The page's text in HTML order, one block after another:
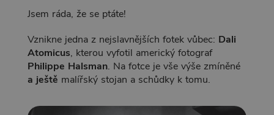
Jsem ráda, že se ptáte!
Vznikne jedna z nejslavnějších fotek vůbec: Dali
Atomicus, kterou vyfotil americký fotograf
Philippe Halsman. Na fotce je vše výše zmíněné
a ještě malířský stojan a schůdky k tomu.